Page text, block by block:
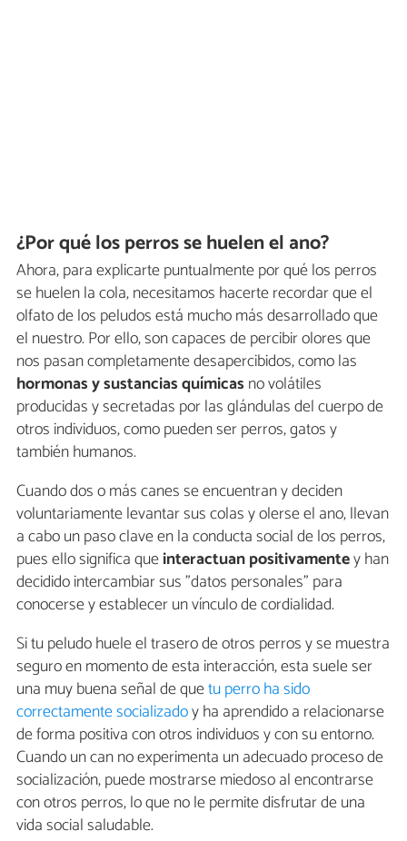
¿Por qué los perros se huelen el ano?
Ahora, para explicarte puntualmente por qué los perros
se huelen la cola, necesitamos hacerte recordar que el
olfato de los peludos está mucho más desarrollado que
el nuestro. Por ello, son capaces de percibir olores que
nos pasan completamente desapercibidos, como las
hormonas y sustancias químicas no volátiles
producidas y secretadas por las glándulas del cuerpo de
otros individuos, como pueden ser perros, gatos y
también humanos.
Cuando dos o más canes se encuentran y deciden
voluntariamente levantar sus colas y olerse el ano, llevan
a cabo un paso clave en la conducta social de los perros,
pues ello significa queinteractuan positivamentey han
decidido intercambiar sus "datos personales" para
conocerse y establecer un vínculo de cordialidad.
Si tu peludo huele el trasero de otros perros y se muestra
seguro en momento de esta interacción, esta suele ser
una muy buena señal de quetu perro ha sido
correctamente socializadoy ha aprendido a relacionarse
de forma positiva con otros individuos y con su entorno.
Cuando un can no experimenta un adecuado proceso de
socialización, puede mostrarse miedoso al encontrarse
con otros perros, lo que no le permite disfrutar de una
vida social saludable.